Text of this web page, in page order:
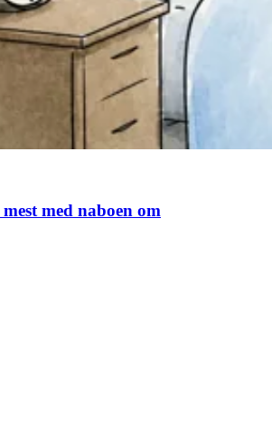
med naboen om